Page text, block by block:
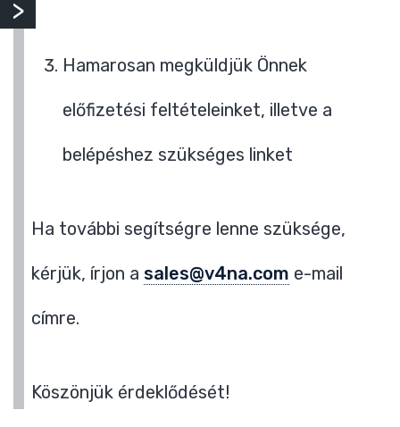
Hamarosan megküldjük Önnek
előfizetési feltételeinket, illetve a
belépéshez szükséges linket
Ha további segítségre lenne szüksége,
kérjük, írjon a sales@v4na.com e-mail
címre.
Köszönjük érdeklődését!